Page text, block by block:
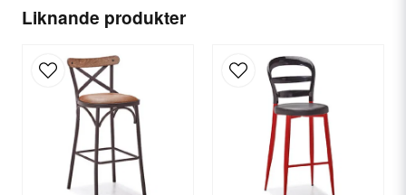
Liknande produkter
Ditt namn
email
E-postadress
Ja, ni får publicera min fråga